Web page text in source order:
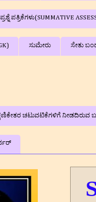
ಸುಮೇರು ಸೇತು
ಚಟುವಟಿಕೆಗಳಿಗೆ ನೀಡದಿರುವ